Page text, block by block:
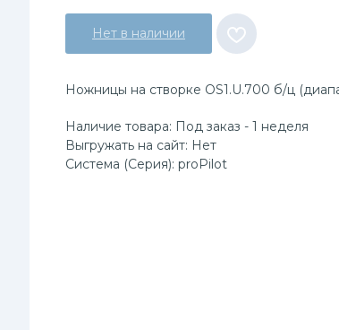
Нет в наличии
Ножницы на створке OS1.U.700 б/ц
Наличие товара: Под заказ - 1 неделя
Выгружать на сайт: Нет
Система (Серия): proPilot